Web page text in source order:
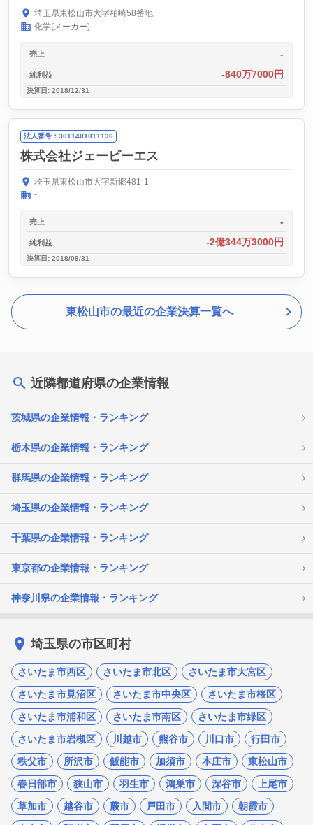
埼玉県東松山市大字柏崎58番地
化学(メーカー)
売上 -
純利益 -840万7000円
決算日: 2018/12/31
法人番号：3011401011136
株式会社ジェービーエス
埼玉県東松山市大字新郷481-1
-
売上 -
純利益 -2億344万3000円
決算日: 2018/08/31
東松山市の最近の企業決算一覧へ
近隣都道府県の企業情報
茨城県の企業情報・ランキング
栃木県の企業情報・ランキング
群馬県の企業情報・ランキング
埼玉県の企業情報・ランキング
千葉県の企業情報・ランキング
東京都の企業情報・ランキング
神奈川県の企業情報・ランキング
埼玉県の市区町村
さいたま市西区 さいたま市北区
さいたま市大宮区
さいたま市見沼区
さいたま市中央区
さいたま市桜区
さいたま市浦和区
さいたま市南区
さいたま市緑区
さいたま市岩槻区
川越市 熊谷市 川口市
行田市
秩父市
所沢市 飯能市 加須市 本庄市
東松山市
春日部市
狭山市 羽生市 鴻巣市 深谷市
上尾市
草加市
越谷市 蕨市 戸田市 入間市
朝霞市